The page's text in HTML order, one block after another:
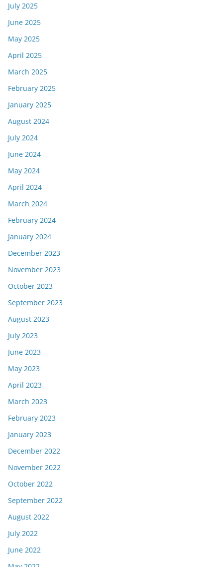
July 2025
June 2025
May 2025
April 2025
March 2025
February 2025
January 2025
August 2024
July 2024
June 2024
May 2024
April 2024
March 2024
February 2024
January 2024
December 2023
November 2023
October 2023
September 2023
August 2023
July 2023
June 2023
May 2023
April 2023
March 2023
February 2023
January 2023
December 2022
November 2022
October 2022
September 2022
August 2022
July 2022
June 2022